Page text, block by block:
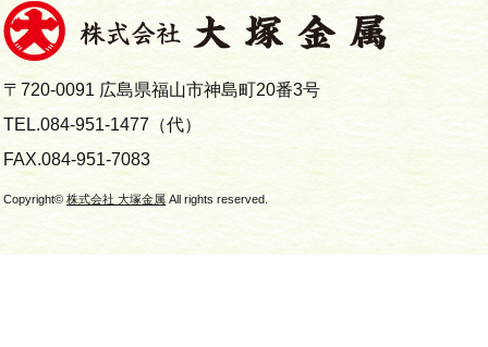
〒720-0091 広島県福山市神島町20番3号
TEL.084-951-1477（代）
FAX.084-951-7083
Copyright© 株式会社 大塚金属 All rights reserved.